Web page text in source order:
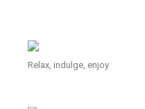
Relax, indulge, enjoy